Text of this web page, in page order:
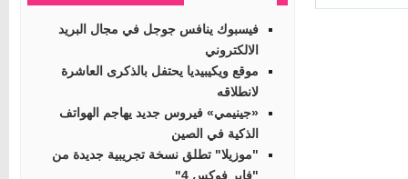
فيسبوك ينافس جوجل في مجال البريد
الالكتروني
موقع ويكيبيديا يحتفل بالذكرى العاشرة
لانطلاقه
«جينيمي» فيروس جديد يهاجم الهواتف
الذكية في الصين
"موزيلا" تطلق نسخة تجريبية جديدة من
"فاير فوكس 4"